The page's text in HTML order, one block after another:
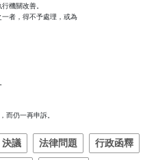
機關改善。
者，得不予處理，或為
而仍一再申訴。
決議 法律問題 行政函釋